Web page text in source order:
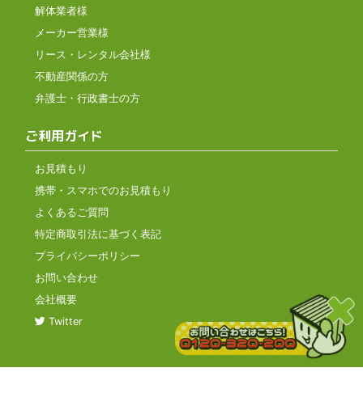
解体業者様
メーカー営業様
リース・レンタル会社様
不動産関係の方
弁護士・行政書士の方
ご利用ガイド
お見積もり
携帯・スマホでのお見積もり
よくあるご質問
特定商取引法に基づく表記
プライバシーポリシー
お問い合わせ
会社概要
Twitter